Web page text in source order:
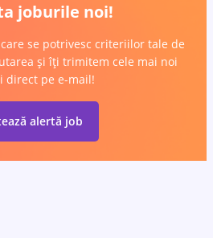
joburile noi!
se potrivesc criteriilor tale de
și îți trimitem cele mai noi
direct pe e-mail!
alertă job